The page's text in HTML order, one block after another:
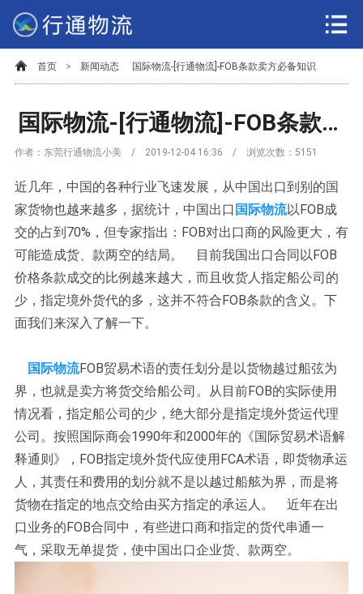
首页 > 新闻动态 国际物流-[行通物流]-FOB条款卖方必备知识
国际物流-[行通物流]-FOB条款卖方必备知识
作者：东莞行通物流小美 / 2019-12-04 16:36 / 浏览次数： 5151
近几年，中国的各种行业飞速发展，从中国出口到别的国
家货物也越来越多，据统计，中国出口 国际物流以FOB成
交的占到70%，但专家指出：FOB对出口商的风险更大，有
可能造成货、款两空的结局。 目前我国出口合同以FOB
价格条款成交的比例越来越大，而且收货人指定船公司的
少，指定境外货代的多，这并不符合FOB条款的含义。下
面我们来深入了解一下。
国际物流FOB贸易术语的责任划分是以货物越过船弦为
界，也就是卖方将货交给船公司。从目前FOB的实际使用
情况看，指定船公司的少，绝大部分是指定境外货运代理
公司。按照国际商会1990年和2000年的《国际贸易术语解
释通则》，FOB指定境外货代应使用FCA术语，即货物承运
人，其责任和费用的划分就不是以越过船舷为界，而是将
货物在指定的地点交给由买方指定的承运人。 近年在出
口业务的FOB合同中，有些进口商和指定的货代串通一
气，采取无单提货，使中国出口企业货、款两空。